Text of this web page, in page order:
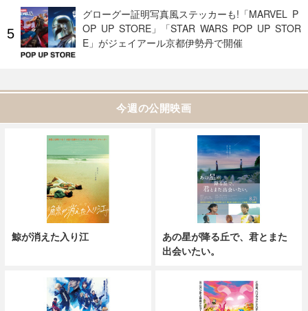
グローグー証明写真風ステッカーも!「MARVEL P
OP UP STORE」「STAR WARS POP UP STOR
E」がジェイアール京都伊勢丹で開催
今週の公開映画
鯨が消えた入り江
あの星が降る丘で、君とまた
出会いたい。